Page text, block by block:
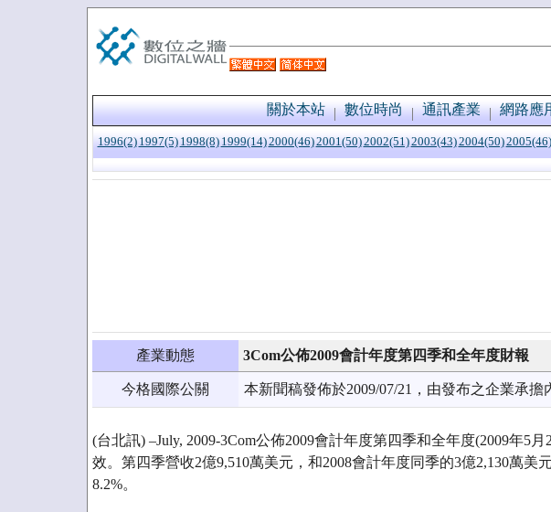
關於本站 數位時尚 通訊產業 網路應
1996(2) 1997(5) 1998(8) 1999(14)2000(46)2001(50)2002(51)2003(43)2004(50)2005(46)
產業動態 3Com公佈2009會計年度第四季和全年度財報
今格國際公關 本新聞稿發佈於2009/07/21，由發布之企業承
(台北訊) –July, 2009-3Com公佈2009會計年度第四季和全年度(2009年5
效。第四季營收2億9,510萬美元，和2008會計年度同季的3億2,130萬美
8.2%。